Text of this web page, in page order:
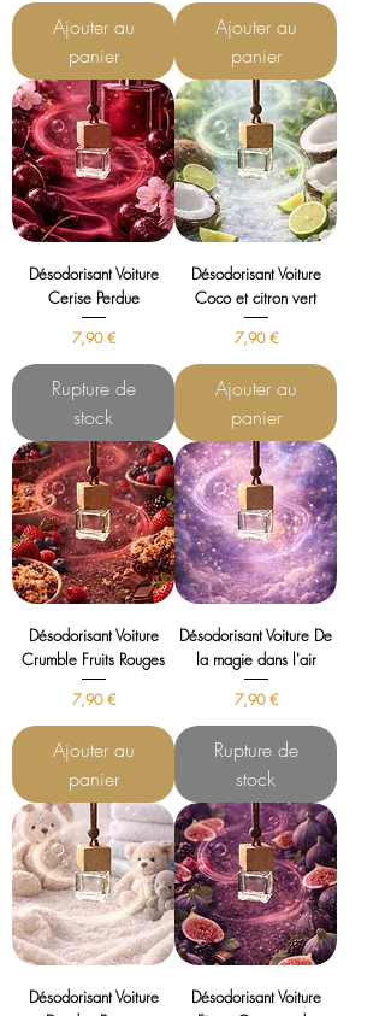
Ajouter au
panier
Ajouter au
panier
Désodorisant Voiture
Cerise Perdue
Prix
7,90 €
Rupture de
stock
Désodorisant Voiture
Coco et citron vert
Prix
7,90 €
Ajouter au
panier
Désodorisant Voiture
Crumble Fruits Rouges
Prix
7,90 €
Ajouter au
panier
Désodorisant Voiture De
la magie dans l'air
Prix
7,90 €
Rupture de
stock
Désodorisant Voiture
Désodorisant Voiture